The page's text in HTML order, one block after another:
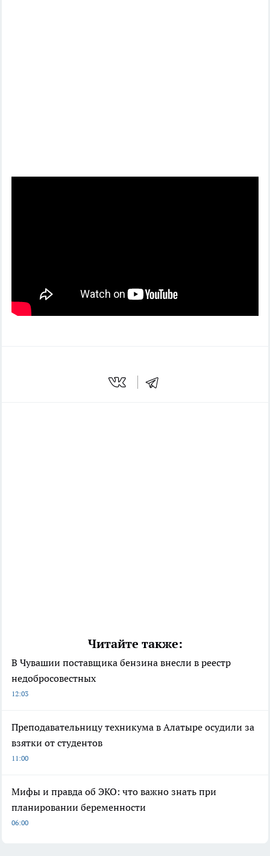
Читайте также:
В Чувашии поставщика бензина внесли в реестр
недобросовестных
12:03
Преподавательницу техникума в Алатыре осудили за
взятки от студентов
11:00
Мифы и правда об ЭКО: что важно знать при
планировании беременности
06:00